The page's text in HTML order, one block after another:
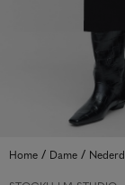
Home / Dame /